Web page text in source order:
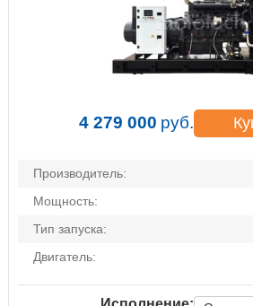
4 279 000 руб.
Производитель:
Мощность:
Тип запуска:
Двигатель: